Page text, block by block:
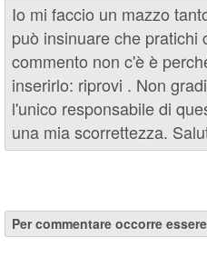
Io mi faccio un mazzo
può insinuare che pratichi
commento non c'è è
inserirlo: riprovi . Non
l'unico responsabile di
una mia scorrettezza.
Per commentare occorre